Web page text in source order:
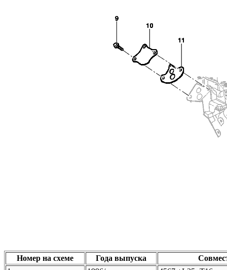
Номер на схеме Года выпуска